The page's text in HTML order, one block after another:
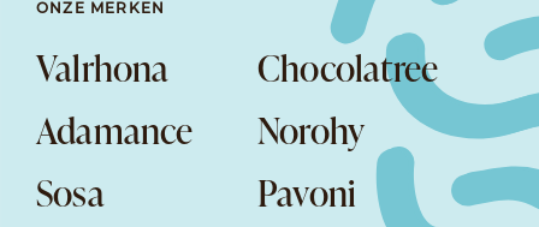
ONZE MERKEN
Valrhona
Chocolatree
Adamance
Norohy
Sosa
Pavoni